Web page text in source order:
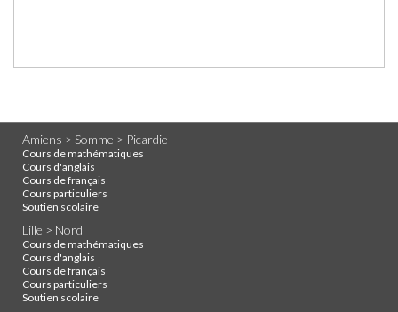
Amiens > Somme > Picardie
Cours de mathématiques
Cours d'anglais
Cours de français
Cours particuliers
Soutien scolaire
Lille > Nord
Cours de mathématiques
Cours d'anglais
Cours de français
Cours particuliers
Soutien scolaire